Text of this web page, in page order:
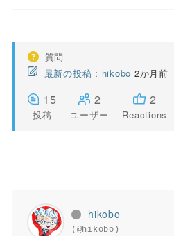
質問
最新の投稿 : hikobo 2か月前
15
投稿
2
ユーザー
2
Reactions
hikobo
(@hikobo)